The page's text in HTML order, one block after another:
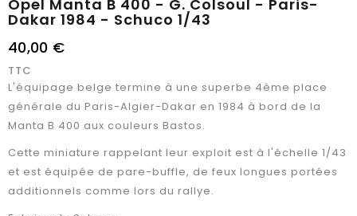
Opel Manta B 400 - G. Colsoul - Paris-
Dakar 1984 - Schuco 1/43
40,00 €
TTC
L'équipage belge termine à une superbe 4ème place
générale du Paris-Algier-Dakar en 1984 à bord de la
Manta B 400 aux couleurs Bastos.
Cette miniature rappelant leur exploit est à l'échelle 1/43
et est équipée de pare-buffle, de feux longues portées
additionnels comme lors du rallye.